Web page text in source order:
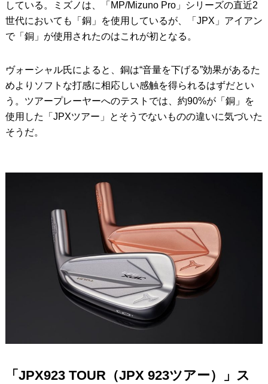
している。ミズノは、「MP/Mizuno Pro」シリーズの直近2
世代においても「銅」を使用しているが、「JPX」アイアン
で「銅」が使用されたのはこれが初となる。
ヴォーシャル氏によると、銅は“音量を下げる”効果があるた
めよりソフトな打感に相応しい感触を得られるはずだとい
う。ツアープレーヤーへのテストでは、約90%が「銅」を
使用した「JPXツアー」とそうでないものの違いに気づいた
そうだ。
「JPX923 TOUR（JPX 923ツアー）」ス